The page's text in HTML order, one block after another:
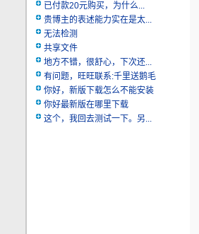
已付款20元购买，为什么...
贵博主的表述能力实在是太...
无法检测
共享文件
地方不错，很舒心，下次还...
有问题，旺旺联系:千里送鹅毛
你好，新版下载怎么不能安装
你好最新版在哪里下载
这个，我回去测试一下。另...